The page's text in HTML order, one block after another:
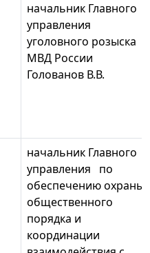
начальник Главного
управления
уголовного розыска
МВД России
Голованов В.В.
начальник Главного
управления по
обеспечению охраны
общественного
порядка и
координации